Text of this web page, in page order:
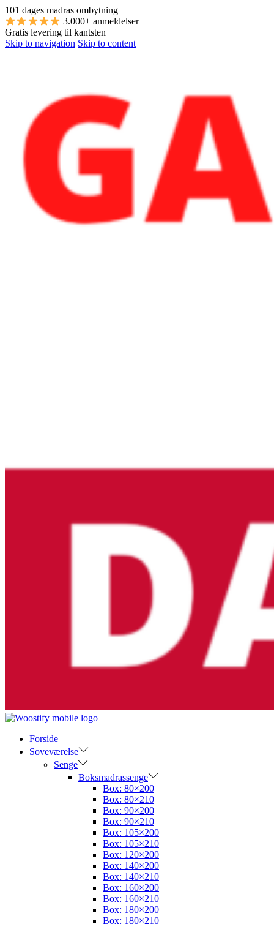
101 dages madras ombytning
3.000+ anmeldelser
Gratis levering til kantsten
Skip to navigation Skip to content
Forside
Soveværelse
Senge
Boksmadrassenge
Box: 80×200
Box: 80×210
Box: 90×200
Box: 90×210
Box: 105×200
Box: 105×210
Box: 120×200
Box: 140×200
Box: 140×210
Box: 160×200
Box: 160×210
Box: 180×200
Box: 180×210